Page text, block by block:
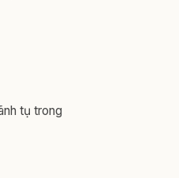
tụ trong